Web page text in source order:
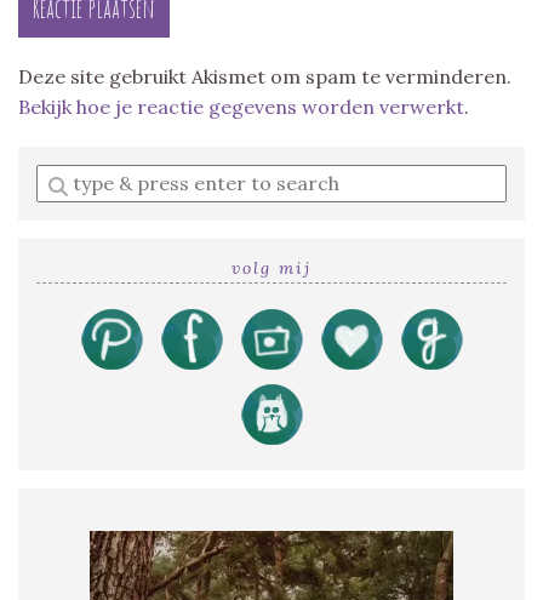
Deze site gebruikt Akismet om spam te verminderen.
Bekijk hoe je reactie gegevens worden verwerkt.
Enter
a
volg mij